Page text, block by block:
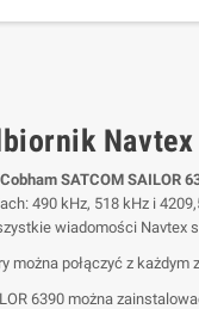
Navtex
SATCOM SAILOR
490 kHz, 518 kHz i
wiadomości Navtex
można połączyć z
6390 można